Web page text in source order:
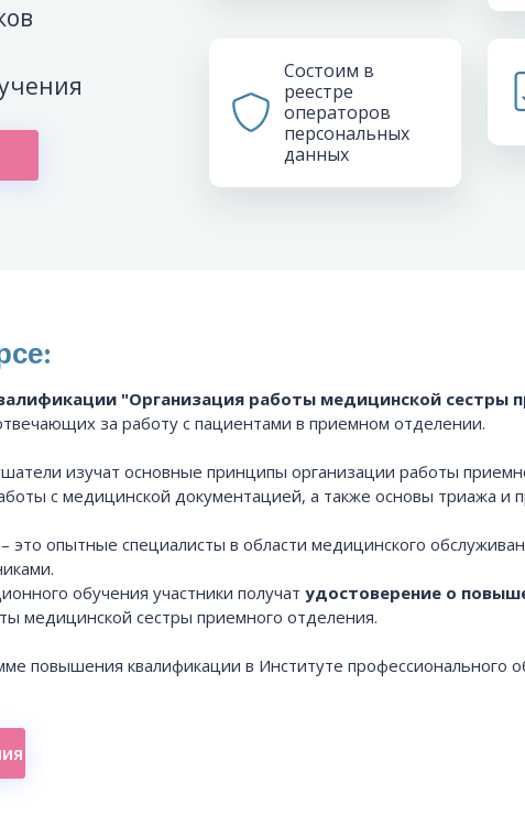
Состоим в
реестре
операторов
персональных
данных
"Организация работы медицинской сестры
за работу с пациентами в приемном отделении.
изучат основные принципы организации работы
с медицинской документацией, а также основы триажа и
это опытные специалисты в области медицинского
обучения участники получат удостоверение о
медицинской сестры приемного отделения.
повышения квалификации в Институте